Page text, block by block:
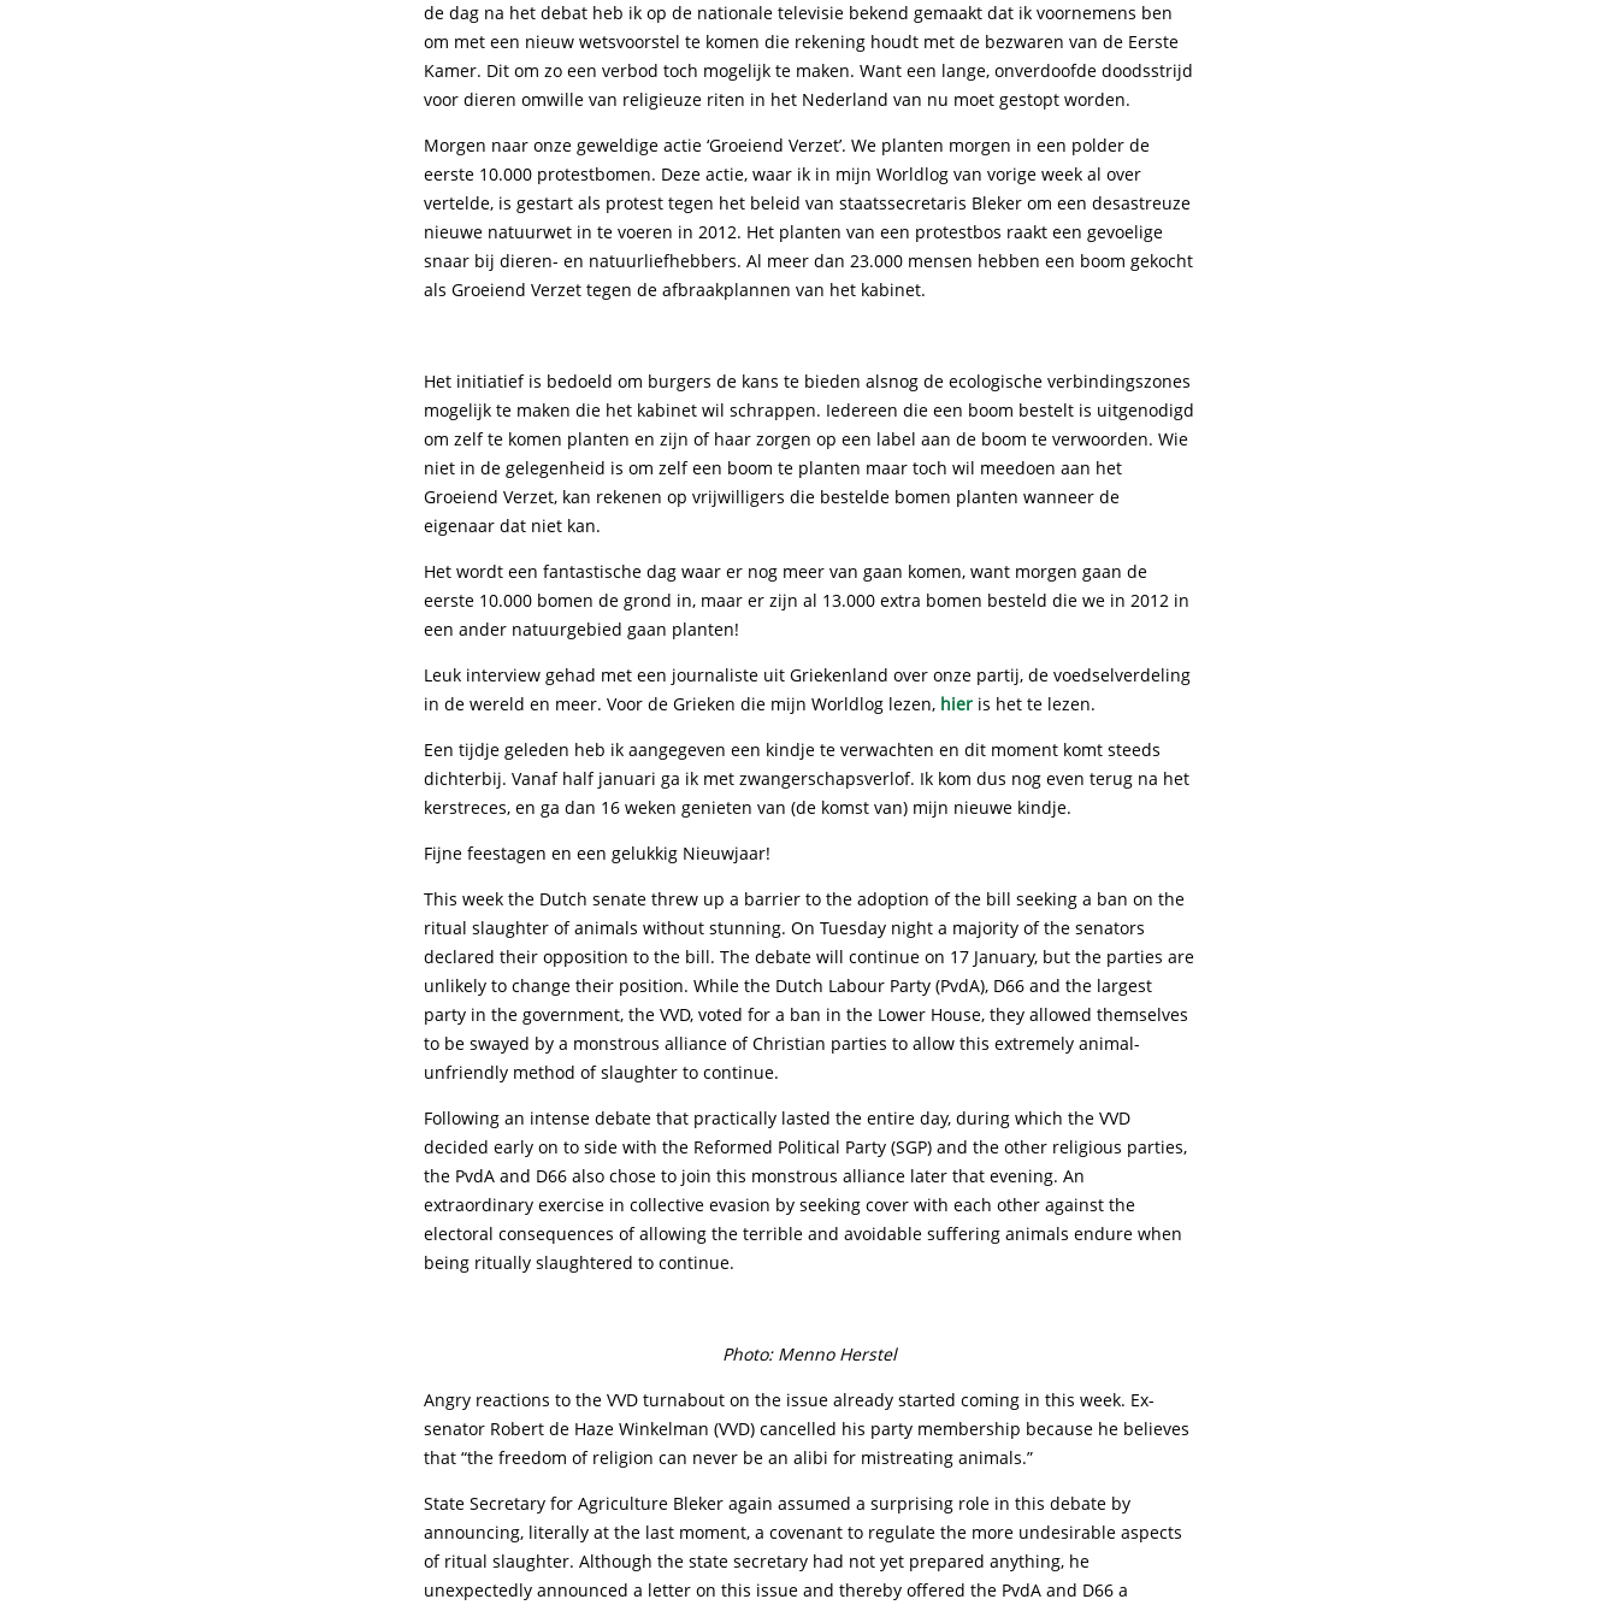
de dag na het debat heb ik op de nationale televisie bekend gemaakt dat ik voornemens ben
om met een nieuw wetsvoorstel te komen die rekening houdt met de bezwaren van de Eerste
Kamer. Dit om zo een verbod toch mogelijk te maken. Want een lange, onverdoofde doodsstrijd
voor dieren omwille van religieuze riten in het Nederland van nu moet gestopt worden.
Morgen naar onze geweldige actie ‘Groeiend Verzet’. We planten morgen in een polder de
eerste 10.000 protestbomen. Deze actie, waar ik in mijn Worldlog van vorige week al over
vertelde, is gestart als protest tegen het beleid van staatssecretaris Bleker om een desastreuze
nieuwe natuurwet in te voeren in 2012. Het planten van een protestbos raakt een gevoelige
snaar bij dieren- en natuurliefhebbers. Al meer dan 23.000 mensen hebben een boom gekocht
als Groeiend Verzet tegen de afbraakplannen van het kabinet.
Het initiatief is bedoeld om burgers de kans te bieden alsnog de ecologische verbindingszones
mogelijk te maken die het kabinet wil schrappen. Iedereen die een boom bestelt is uitgenodigd
om zelf te komen planten en zijn of haar zorgen op een label aan de boom te verwoorden. Wie
niet in de gelegenheid is om zelf een boom te planten maar toch wil meedoen aan het
Groeiend Verzet, kan rekenen op vrijwilligers die bestelde bomen planten wanneer de
eigenaar dat niet kan.
Het wordt een fantastische dag waar er nog meer van gaan komen, want morgen gaan de
eerste 10.000 bomen de grond in, maar er zijn al 13.000 extra bomen besteld die we in 2012 in
een ander natuurgebied gaan planten!
Leuk interview gehad met een journaliste uit Griekenland over onze partij, de voedselverdeling
in de wereld en meer. Voor de Grieken die mijn Worldlog lezen, hier is het te lezen.
Een tijdje geleden heb ik aangegeven een kindje te verwachten en dit moment komt steeds
dichterbij. Vanaf half januari ga ik met zwangerschapsverlof. Ik kom dus nog even terug na het
kerstreces, en ga dan 16 weken genieten van (de komst van) mijn nieuwe kindje.
Fijne feestagen en een gelukkig Nieuwjaar!
This week the Dutch senate threw up a barrier to the adoption of the bill seeking a ban on the
ritual slaughter of animals without stunning. On Tuesday night a majority of the senators
declared their opposition to the bill. The debate will continue on 17 January, but the parties are
unlikely to change their position. While the Dutch Labour Party (PvdA), D66 and the largest
party in the government, the VVD, voted for a ban in the Lower House, they allowed themselves
to be swayed by a monstrous alliance of Christian parties to allow this extremely animal-
unfriendly method of slaughter to continue.
Following an intense debate that practically lasted the entire day, during which the VVD
decided early on to side with the Reformed Political Party (SGP) and the other religious parties,
the PvdA and D66 also chose to join this monstrous alliance later that evening. An
extraordinary exercise in collective evasion by seeking cover with each other against the
electoral consequences of allowing the terrible and avoidable suffering animals endure when
being ritually slaughtered to continue.
Photo: Menno Herstel
Angry reactions to the VVD turnabout on the issue already started coming in this week. Ex-
senator Robert de Haze Winkelman (VVD) cancelled his party membership because he believes
that “the freedom of religion can never be an alibi for mistreating animals.”
State Secretary for Agriculture Bleker again assumed a surprising role in this debate by
announcing, literally at the last moment, a covenant to regulate the more undesirable aspects
of ritual slaughter. Although the state secretary had not yet prepared anything, he
unexpectedly announced a letter on this issue and thereby offered the PvdA and D66 a